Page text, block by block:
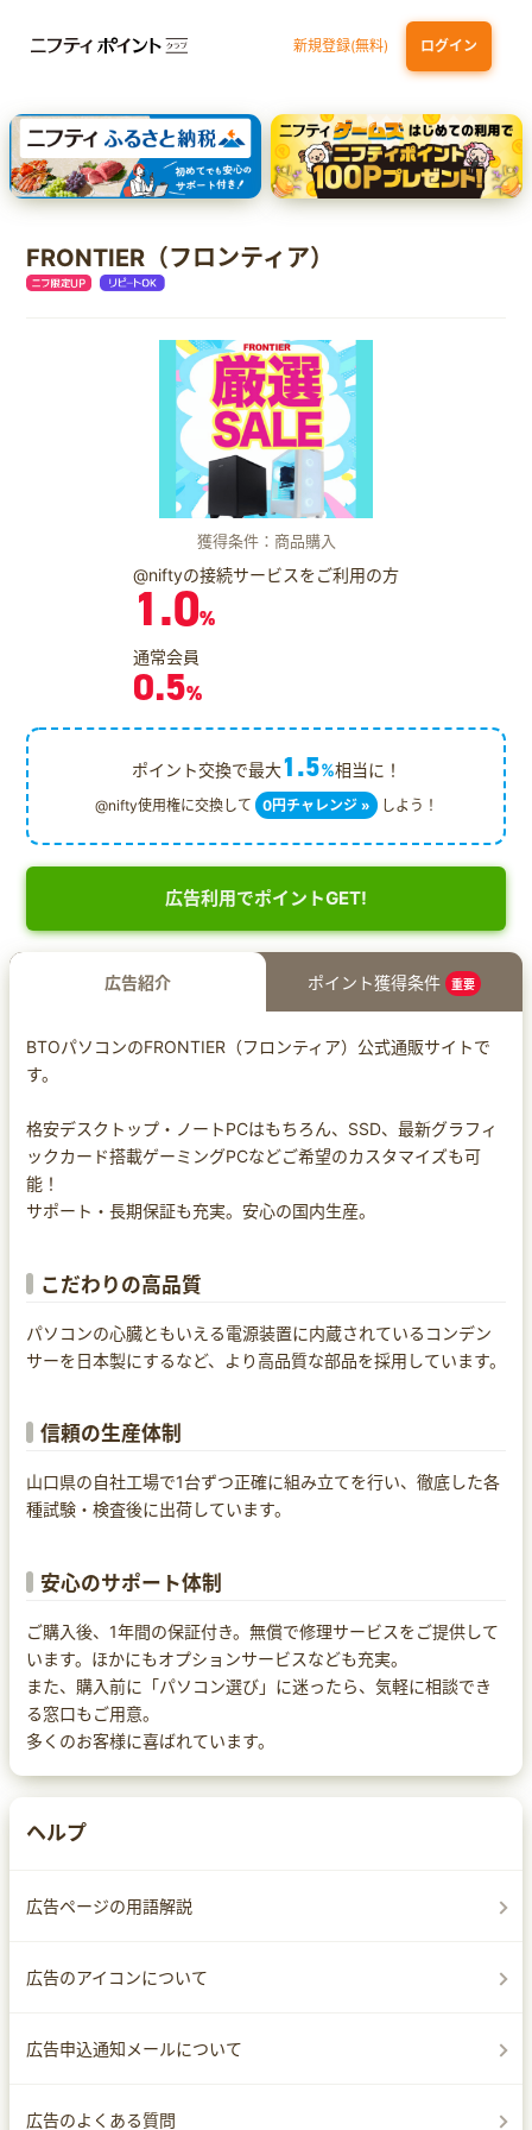
新規登録(無料) ログイン
dカード GOLD 三井住友カード ゴールド（NL）（家族カード発行）
【実質初月無料】DMM | Disney+(ディズニープラス) セットプラン
SBI証券 確定拠出年金（iDeCo）
FRONTIER（フロンティア）
獲得条件：商品購入
@niftyの接続サービスをご利用の方
1.0%
通常会員
0.5%
ポイント交換で最大1.5%相当に！
@nifty使用権に交換して 0円チャレンジ » しよう！
広告利用でポイントGET!
広告紹介 ポイント獲得条件 重要
BTOパソコンのFRONTIER（フロンティア）公式通販サイトで
す。
格安デスクトップ・ノートPCはもちろん、SSD、最新グラフィ
ックカード搭載ゲーミングPCなどご希望のカスタマイズも可
能！
サポート・長期保証も充実。安心の国内生産。
こだわりの高品質
パソコンの心臓ともいえる電源装置に内蔵されているコンデン
サーを日本製にするなど、より高品質な部品を採用しています。
信頼の生産体制
山口県の自社工場で1台ずつ正確に組み立てを行い、徹底した各
種試験・検査後に出荷しています。
安心のサポート体制
ご購入後、1年間の保証付き。無償で修理サービスをご提供して
います。ほかにもオプションサービスなども充実。
また、購入前に「パソコン選び」に迷ったら、気軽に相談でき
る窓口もご用意。
多くのお客様に喜ばれています。
ヘルプ
広告ページの用語解説
広告のアイコンについて
広告申込通知メールについて
広告のよくある質問